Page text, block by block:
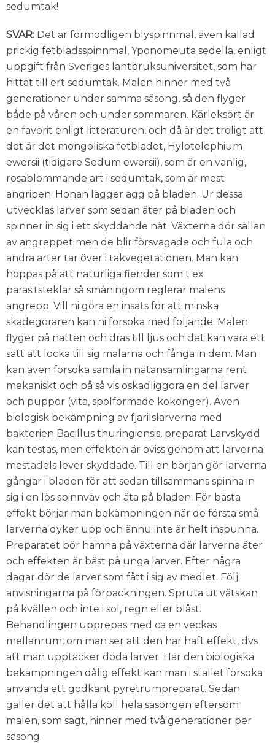
sedumtak!
SVAR: Det är förmodligen blyspinnmal, även kallad
prickig fetbladsspinnmal, Yponomeuta sedella, enligt
uppgift från Sveriges lantbruksuniversitet, som har
hittat till ert sedumtak. Malen hinner med två
generationer under samma säsong, så den flyger
både på våren och under sommaren. Kärleksört är
en favorit enligt litteraturen, och då är det troligt att
det är det mongoliska fetbladet, Hylotelephium
ewersii (tidigare Sedum ewersii), som är en vanlig,
rosablommande art i sedumtak, som är mest
angripen. Honan lägger ägg på bladen. Ur dessa
utvecklas larver som sedan äter på bladen och
spinner in sig i ett skyddande nät. Växterna dör sällan
av angreppet men de blir försvagade och fula och
andra arter tar över i takvegetationen. Man kan
hoppas på att naturliga fiender som t ex
parasitsteklar så småningom reglerar malens
angrepp. Vill ni göra en insats för att minska
skadegöraren kan ni försöka med följande. Malen
flyger på natten och dras till ljus och det kan vara ett
sätt att locka till sig malarna och fånga in dem. Man
kan även försöka samla in nätansamlingarna rent
mekaniskt och på så vis oskadliggöra en del larver
och puppor (vita, spolformade kokonger). Även
biologisk bekämpning av fjärilslarverna med
bakterien Bacillus thuringiensis, preparat Larvskydd
kan testas, men effekten är oviss genom att larverna
mestadels lever skyddade. Till en början gör larverna
gångar i bladen för att sedan tillsammans spinna in
sig i en lös spinnväv och äta på bladen. För bästa
effekt börjar man bekämpningen när de första små
larverna dyker upp och ännu inte är helt inspunna.
Preparatet bör hamna på växterna där larverna äter
och effekten är bäst på unga larver. Efter några
dagar dör de larver som fått i sig av medlet. Följ
anvisningarna på förpackningen. Spruta ut vätskan
på kvällen och inte i sol, regn eller blåst.
Behandlingen upprepas med ca en veckas
mellanrum, om man ser att den har haft effekt, dvs
att man upptäcker döda larver. Har den biologiska
bekämpningen dålig effekt kan man i stället försöka
använda ett godkänt pyretrumpreparat. Sedan
gäller det att hålla koll hela säsongen eftersom
malen, som sagt, hinner med två generationer per
säsong.